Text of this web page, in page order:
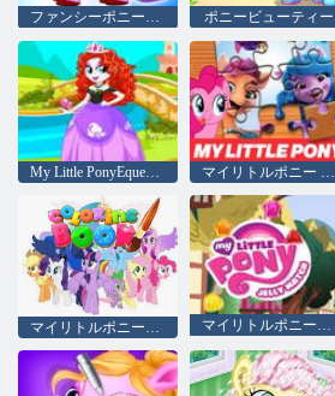
ファンシーポニードレスアップ ポニービューティー
My Little PonyEquestriaGirlsがドレスアップ マイリトルポニー ジグソーパズル
マイリトルポニーのゼリーマッチ